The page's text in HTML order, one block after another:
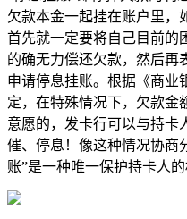
欠款本金一起挂在账户里，
首先就一定要将自己目前的
的确无力偿还欠款，然后再
申请停息挂账。根据《商业
定，在特殊情况下，欠款金
意愿的，发卡行可以与持卡
催、停息！像这种情况协商
账”是一种唯一保护持卡人的